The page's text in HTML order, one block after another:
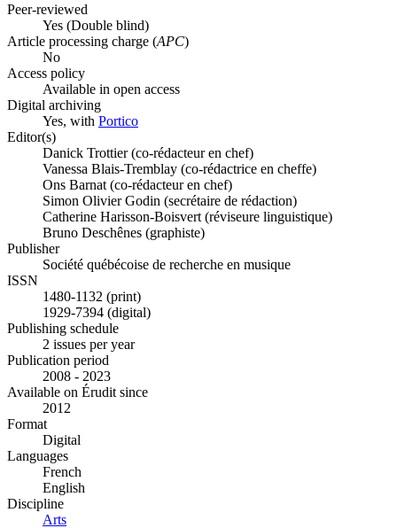
Peer-reviewed
Yes (Double blind)
Article processing charge (APC)
No
Access policy
Available in open access
Digital archiving
Yes, with Portico
Editor(s)
Danick Trottier (co-rédacteur en chef)
Vanessa Blais-Tremblay (co-rédactrice en cheffe)
Ons Barnat (co-rédacteur en chef)
Simon Olivier Godin (secrétaire de rédaction)
Catherine Harisson-Boisvert (réviseure linguistique)
Bruno Deschênes (graphiste)
Publisher
Société québécoise de recherche en musique
ISSN
1480-1132 (print)
1929-7394 (digital)
Publishing schedule
2 issues per year
Publication period
2008 - 2023
Available on Érudit since
2012
Format
Digital
Languages
French
English
Discipline
Arts